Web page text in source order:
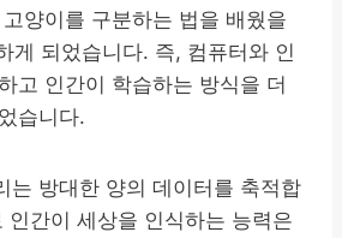
양이를 구분하는 법을 배웠을
게 되었습니다. 즉, 컴퓨터와 인
고 인간이 학습하는 방식을 더
습니다.
는 방대한 양의 데이터를 축적합
인간이 세상을 인식하는 능력은